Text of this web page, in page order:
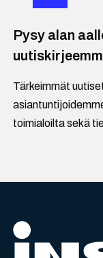
Pysy alan
Tärkeimmät
toimialoilta sekä